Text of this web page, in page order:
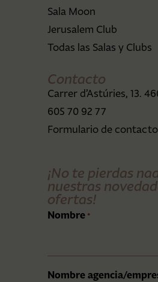
Sala Moon
Jerusalem Club
Todas las Salas y Clubs
Contacto
Carrer d’Astúries, 13.
605 70 92 77
Formulario de contacto
¡No te pierdas
nuestras
ofertas!
Nombre *
Nombre agencia/